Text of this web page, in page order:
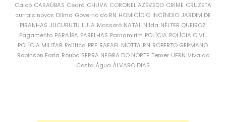
Caicó CARAÚBAS Ceará CHUVA CORONEL AZEVEDO CRIME CRUZETA
currais novos Dilma Governo do RN HOMICÍDIO INCÊNDIO JARDIM DE
PIRANHAS JUCURUTU LULA Mossoró NATAL Nilda NÉLTER QUEIROZ
Pagamento PARAÍBA PARELHAS Parnamirim POLÍCIA POLÍCIA CIVIL
POLÍCIA MILITAR Política PRF RAFAEL MOTTA RN ROBERTO GERMANO
Robinson Faria Roubo SERRA NEGRA DO NORTE Temer UFRN Vivaldo
Costa Água ÁLVARO DIAS